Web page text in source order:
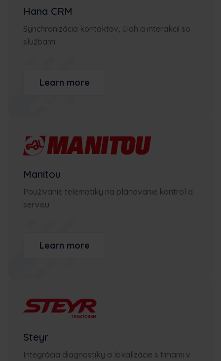
Hana CRM
Synchronizácia kontaktov, úloh a interakcií so
službami
Learn more
Manitou
Používanie telematiky na plánovanie kontrol a
servisu
Learn more
Steyr
Integrácia diagnostiky a lokalizácie s tímami v